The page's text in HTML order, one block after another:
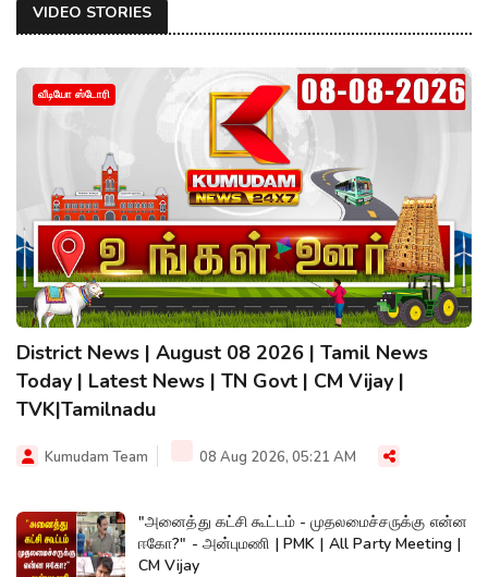
VIDEO STORIES
வீடியோ ஸ்டோரி
District News | August 08 2026 | Tamil News
Today | Latest News | TN Govt | CM Vijay |
TVK|Tamilnadu
Kumudam Team 08 Aug 2026, 05:21 AM
"அனைத்து கட்சி கூட்டம் - முதலமைச்சருக்கு என்ன
ஈகோ?" - அன்புமணி | PMK | All Party Meeting |
CM Vijay